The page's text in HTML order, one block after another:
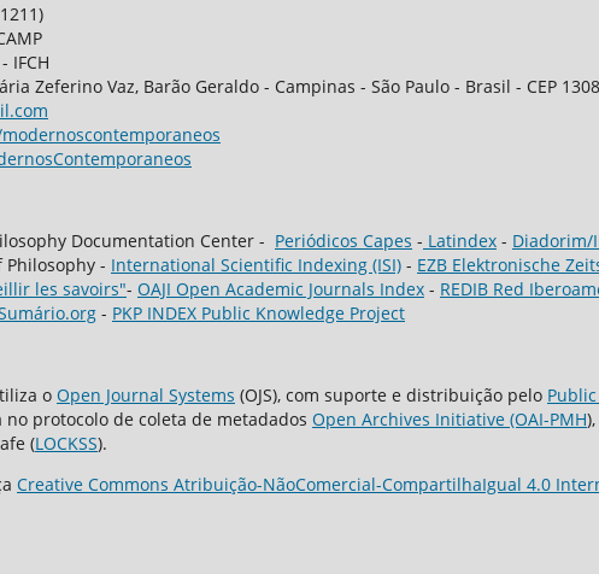
IFCH
Zeferino Vaz, Barão Geraldo - Campinas - São Paulo - Brasil - CEP
Documentation Center - Periódicos Capes - Latindex - Diadorim/
- International Scientific Indexing (ISI) - EZB Elektronische
les savoirs"- OAJI Open Academic Journals Index - REDIB Red
- PKP INDEX Public Knowledge Project
o Open Journal Systems (OJS), com suporte e distribuição pelo
no protocolo de coleta de metadados Open Archives Initiative (OAI-PMH
(LOCKSS).
Creative Commons Atribuição-NãoComercial-CompartilhaIgual 4.0